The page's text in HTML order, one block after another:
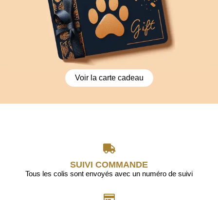
Voir la carte cadeau
SUIVI COMMANDE
Tous les colis sont envoyés avec un numéro de suivi